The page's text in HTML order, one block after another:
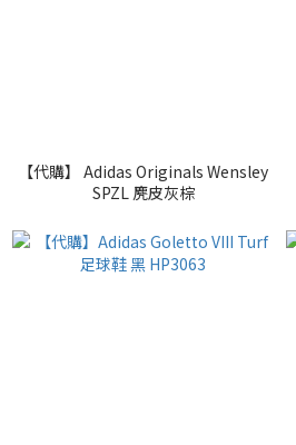
【代購】 Adidas Originals Wensley
SPZL 麂皮灰棕